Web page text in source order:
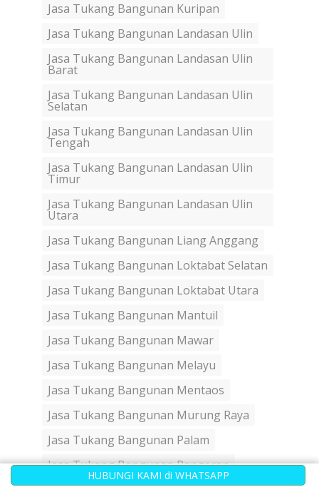
HUBUNGI KAMI di WHATSAPP
Jasa Tukang Bangunan Kuripan
Jasa Tukang Bangunan Landasan Ulin
Jasa Tukang Bangunan Landasan Ulin
Barat
Jasa Tukang Bangunan Landasan Ulin
Selatan
Jasa Tukang Bangunan Landasan Ulin
Tengah
Jasa Tukang Bangunan Landasan Ulin
Timur
Jasa Tukang Bangunan Landasan Ulin
Utara
Jasa Tukang Bangunan Liang Anggang
Jasa Tukang Bangunan Loktabat Selatan
Jasa Tukang Bangunan Loktabat Utara
Jasa Tukang Bangunan Mantuil
Jasa Tukang Bangunan Mawar
Jasa Tukang Bangunan Melayu
Jasa Tukang Bangunan Mentaos
Jasa Tukang Bangunan Murung Raya
Jasa Tukang Bangunan Palam
Jasa Tukang Bangunan Pangeran